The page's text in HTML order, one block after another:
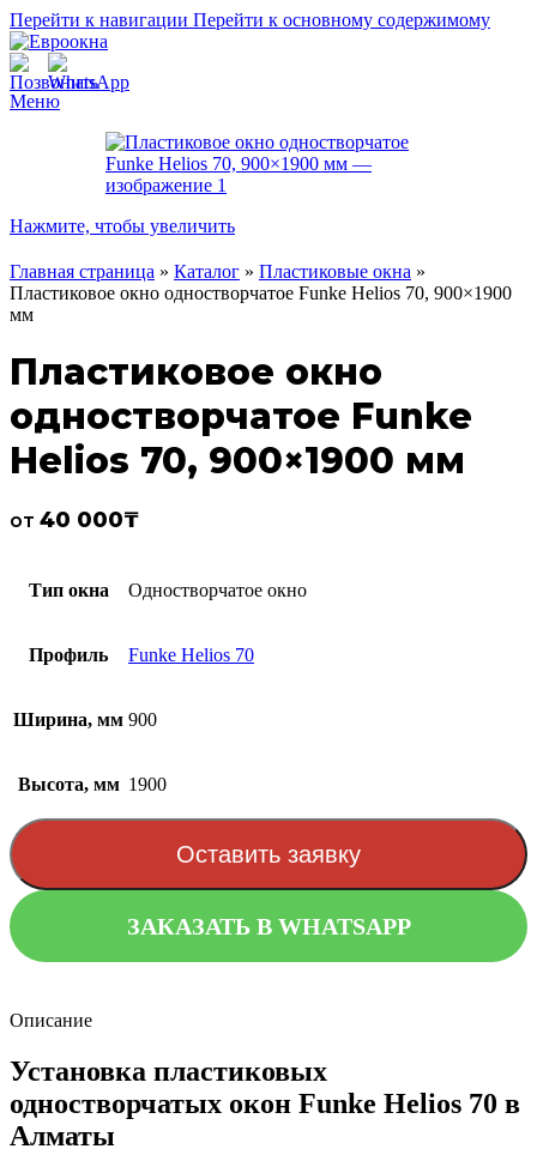
Перейти к навигации Перейти к основному содержимому
Меню
Нажмите, чтобы увеличить
Главная страница » Каталог » Пластиковые окна »
Пластиковое окно одностворчатое Funke Helios 70, 900×1900
мм
Пластиковое окно
одностворчатое Funke
Helios 70, 900×1900 мм
от 40 000₸
Тип окна Одностворчатое окно
Профиль Funke Helios 70
Ширина, мм 900
Высота, мм 1900
Оставить заявку
ЗАКАЗАТЬ В WHATSAPP
Описание
Установка пластиковых
одностворчатых окон Funke Helios 70 в
Алматы